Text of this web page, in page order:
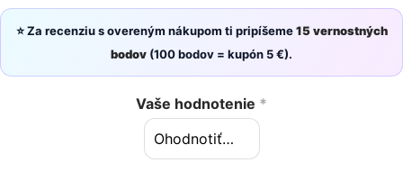
⭐ Za recenziu s overeným nákupom ti pripíšeme15 vernostných
bodov (100 bodov = kupón 5 €).
Vaše hodnotenie *